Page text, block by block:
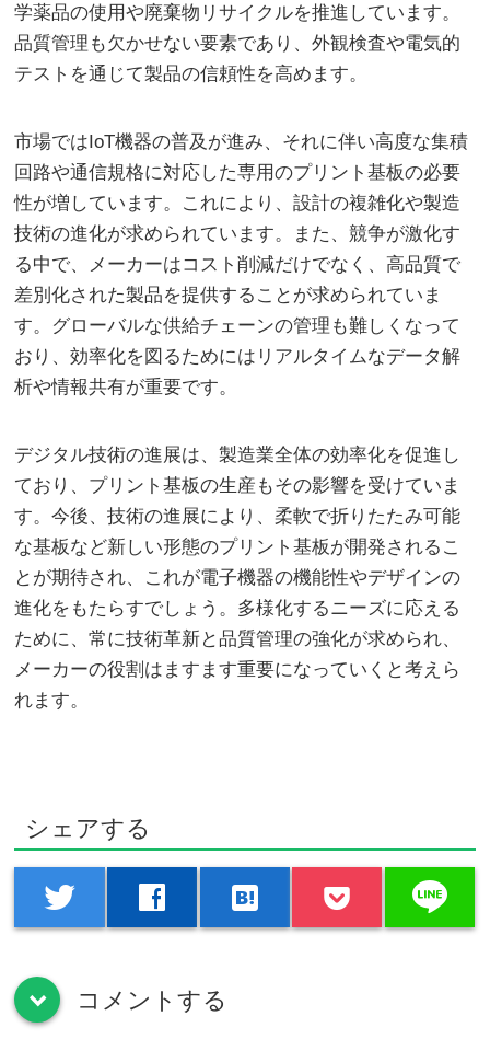
学薬品の使用や廃棄物リサイクルを推進しています。
品質管理も欠かせない要素であり、外観検査や電気的
テストを通じて製品の信頼性を高めます。
市場ではIoT機器の普及が進み、それに伴い高度な集積
回路や通信規格に対応した専用のプリント基板の必要
性が増しています。これにより、設計の複雑化や製造
技術の進化が求められています。また、競争が激化す
る中で、メーカーはコスト削減だけでなく、高品質で
差別化された製品を提供することが求められていま
す。グローバルな供給チェーンの管理も難しくなって
おり、効率化を図るためにはリアルタイムなデータ解
析や情報共有が重要です。
デジタル技術の進展は、製造業全体の効率化を促進し
ており、プリント基板の生産もその影響を受けていま
す。今後、技術の進展により、柔軟で折りたたみ可能
な基板など新しい形態のプリント基板が開発されるこ
とが期待され、これが電子機器の機能性やデザインの
進化をもたらすでしょう。多様化するニーズに応える
ために、常に技術革新と品質管理の強化が求められ、
メーカーの役割はますます重要になっていくと考えら
れます。
シェアする
twitter facebook hatenabookmark line
down コメントする